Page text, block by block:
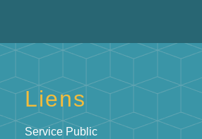
Liens
Service Public